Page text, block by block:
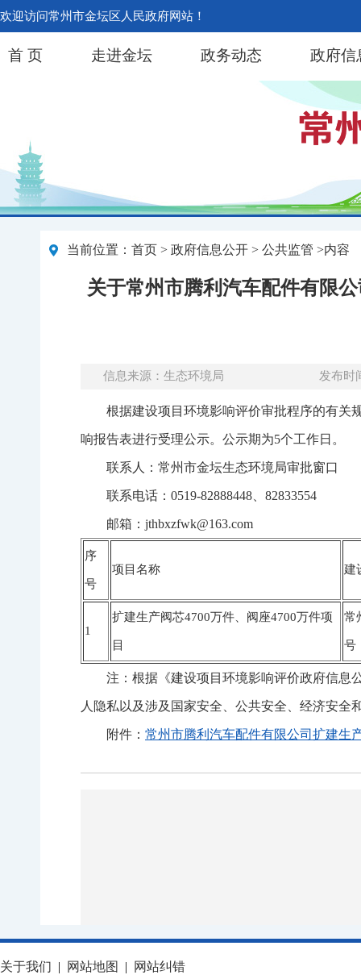
欢迎访问常州市金坛区人民政府网站！
首 页 走进金坛 政务动态 政府信
当前位置： 首页 > 政府信息公开 > 公共监管 >内容
关于常州市腾利汽车配件有限
信息来源：生态环境局 发布时
根据建设项目环境影响评价审批程序的有关
响报告表进行受理公示。公示期为5个工作日。
联系人：常州市金坛生态环境局审批窗口
联系电话：0519-82888448、82833554
邮箱：jthbxzfwk@163.com
序
号
项目名称 建
1
扩建生产阀芯4700万件、阀座4700万件项
目
常
号
注：根据《建设项目环境影响评价政府信息
人隐私以及涉及国家安全、公共安全、经济安全
附件： 常州市腾利汽车配件有限公司扩建生
关于我们 | 网站地图 | 网站纠错